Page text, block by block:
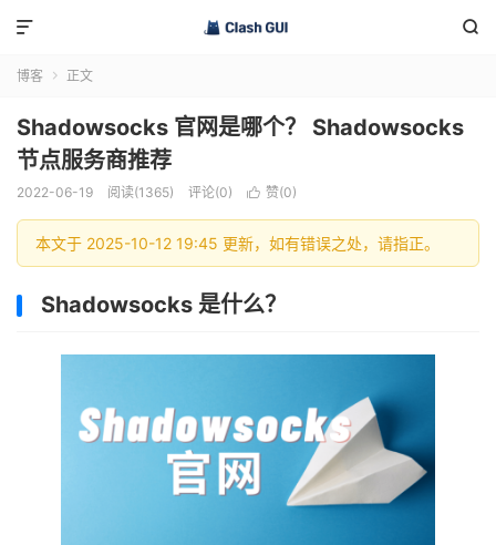


博客  正文
Shadowsocks 官网是哪个？ Shadowsocks
节点服务商推荐
2022-06-19 阅读(1365) 评论(0)  赞(0)
本文于 2025-10-12 19:45 更新，如有错误之处，请指正。
Shadowsocks 是什么？